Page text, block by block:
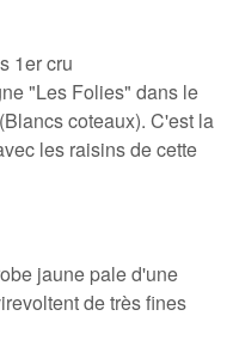
1er cru
"Les Folies" dans le
coteaux). C'est la
les raisins de cette
jaune pale d'une
de très fines